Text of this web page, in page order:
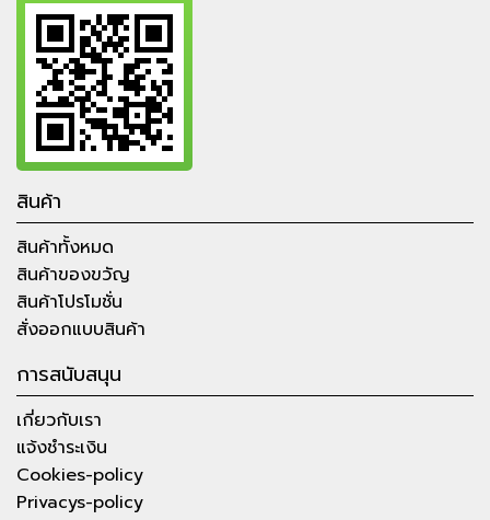
สินค้า
สินค้าทั้งหมด
สินค้าของขวัญ
สินค้าโปรโมชั่น
สั่งออกแบบสินค้า
การสนับสนุน
เกี่ยวกับเรา
แจ้งชำระเงิน
Cookies-policy
Privacys-policy